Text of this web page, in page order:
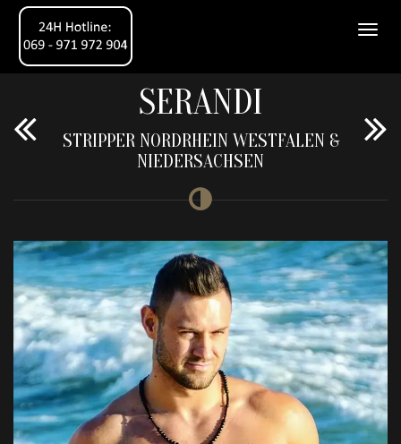
SERANDI
STRIPPER NORDRHEIN WESTFALEN &
NIEDERSACHSEN